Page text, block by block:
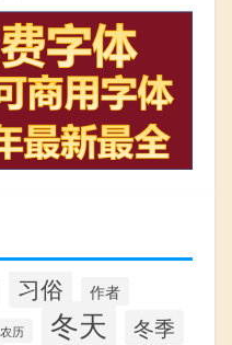
习俗 作者
农历 冬天 冬季